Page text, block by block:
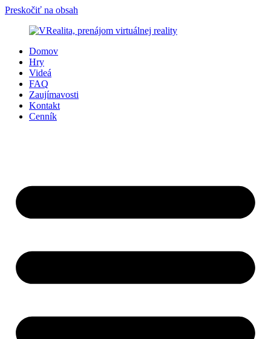
Preskočiť na obsah
Domov
Hry
Videá
FAQ
Zaujímavosti
Kontakt
Cenník